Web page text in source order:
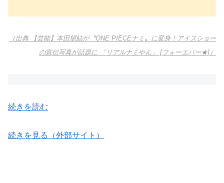
（出典 【芸能】本田望結が〝ONE PIECEナミ〟に変身！アイスショー
の宣伝写真が話題に 「リアルナミやん」 [フォーエバー★]）
続きを読む
続きを見る（外部サイト）